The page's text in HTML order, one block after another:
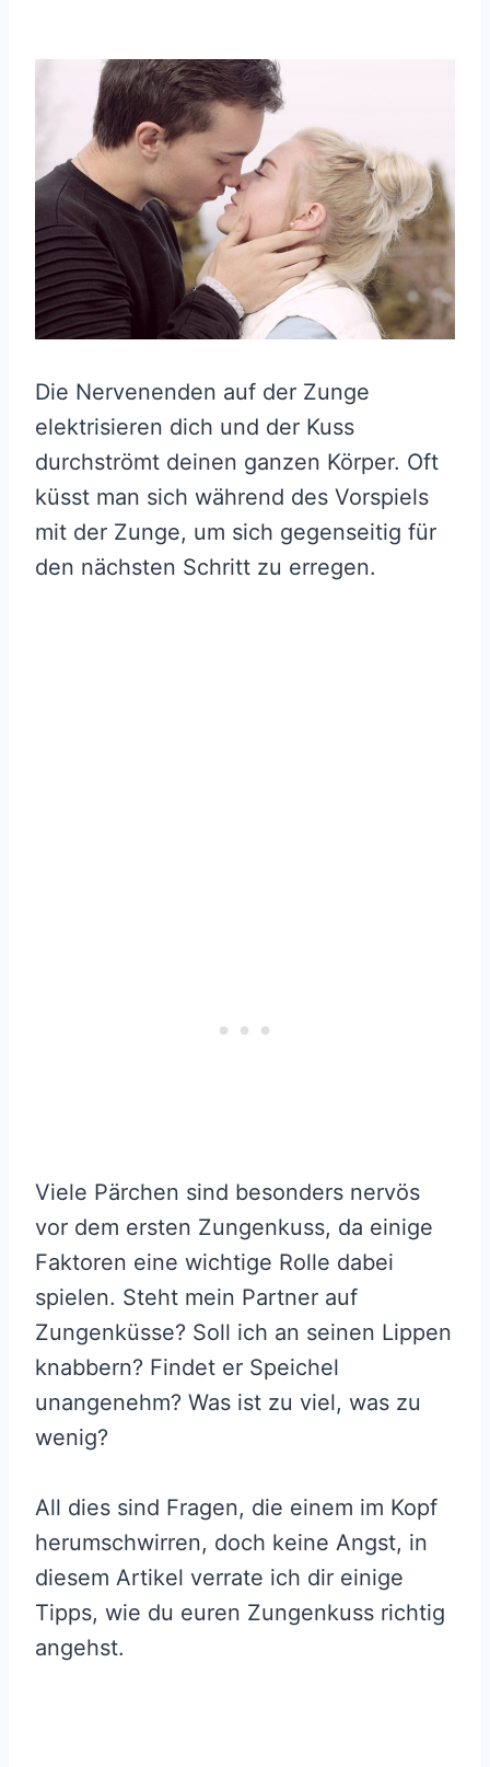
Die Nervenenden auf der Zunge
elektrisieren dich und der Kuss
durchströmt deinen ganzen Körper. Oft
küsst man sich während des Vorspiels
mit der Zunge, um sich gegenseitig für
den nächsten Schritt zu erregen.
Viele Pärchen sind besonders nervös
vor dem ersten Zungenkuss, da einige
Faktoren eine wichtige Rolle dabei
spielen. Steht mein Partner auf
Zungenküsse? Soll ich an seinen Lippen
knabbern? Findet er Speichel
unangenehm? Was ist zu viel, was zu
wenig?
All dies sind Fragen, die einem im Kopf
herumschwirren, doch keine Angst, in
diesem Artikel verrate ich dir einige
Tipps, wie du euren Zungenkuss richtig
angehst.